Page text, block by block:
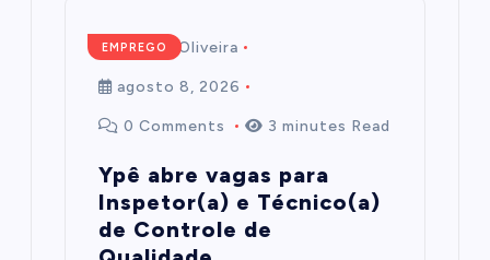
EMPREGO
Mairim de Oliveira
agosto 8, 2026
0 Comments 3 minutes Read
Ypê abre vagas para
Inspetor(a) e Técnico(a)
de Controle de